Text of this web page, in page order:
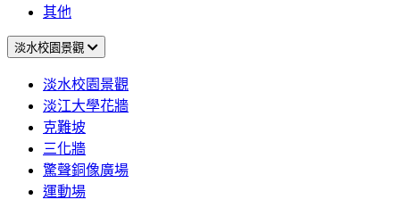
其他
淡水校園景觀
淡水校園景觀
淡江大學花牆
克難坡
三化牆
驚聲銅像廣場
運動場